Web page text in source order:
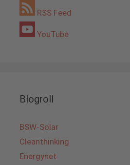
RSS Feed
YouTube
Blogroll
BSW-Solar
Cleanthinking
Energynet